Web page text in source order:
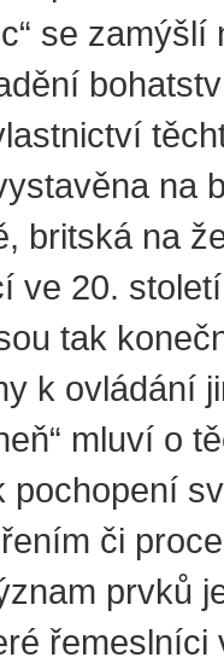
se zamýšlí
na
britská na
ve 20.
tak
k ovládání
mluví o
pochopení
či
prvků
řemeslníci